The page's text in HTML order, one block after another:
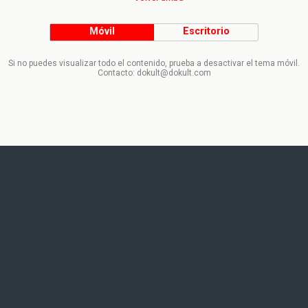
Móvil Escritorio
Si no puedes visualizar todo el contenido, prueba a desactivar el tema móvil.
Contacto: dokult@dokult.com